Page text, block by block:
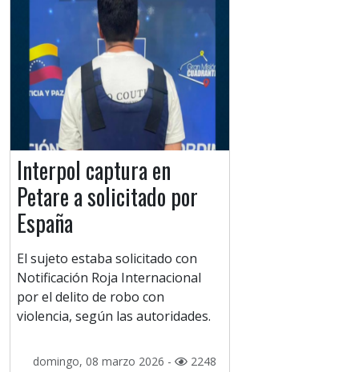
Interpol captura en
Petare a solicitado por
España
El sujeto estaba solicitado con
Notificación Roja Internacional
por el delito de robo con
violencia, según las autoridades.
domingo, 08 marzo 2026 - 2248